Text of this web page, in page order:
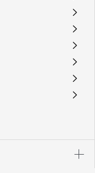
A
A
A
A
A
A